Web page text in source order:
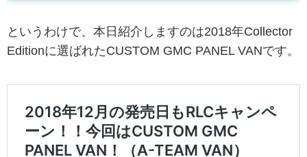
というわけで、本日紹介しますのは2018年Collector
Editionに選ばれたCUSTOM GMC PANEL VANです。